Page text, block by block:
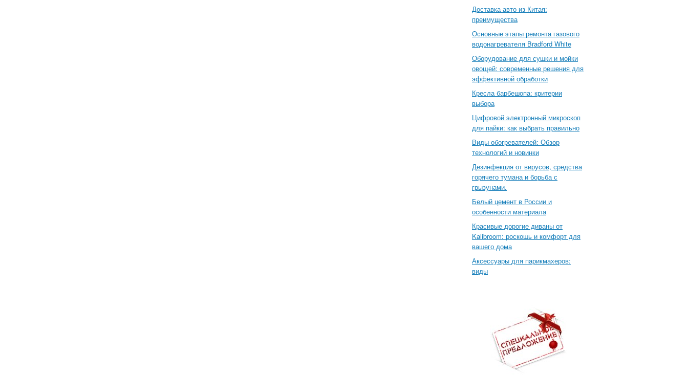
Доставка авто из Китая:
преимущества
Основные этапы ремонта газового
водонагревателя Bradford White
Оборудование для сушки и мойки
овощей: современные решения для
эффективной обработки
Кресла барбешопа: критерии
выбора
Цифровой электронный микроскоп
для пайки: как выбрать правильно
Виды обогревателей: Обзор
технологий и новинки
Дезинфекция от вирусов, средства
горячего тумана и борьба с
грызунами.
Белый цемент в России и
особенности материала
Красивые дорогие диваны от
Kalibroom: роскошь и комфорт для
вашего дома
Аксессуары для парикмахеров:
виды